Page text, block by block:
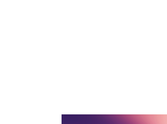
et Gendai Reiki Koân "